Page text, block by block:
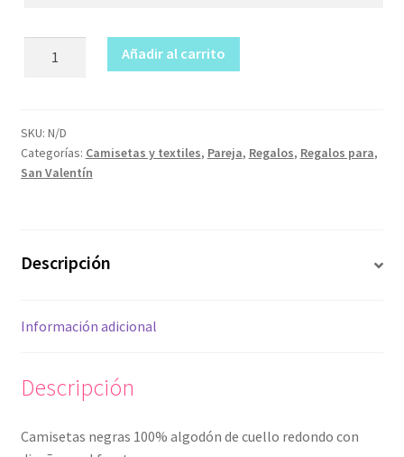
Duo
camiseta
cantidad
Añadir al carrito
SKU: N/D
Categorías: Camisetas y textiles, Pareja, Regalos, Regalos para,
San Valentín
Descripción
Información adicional
Descripción
Camisetas negras 100% algodón de cuello redondo con